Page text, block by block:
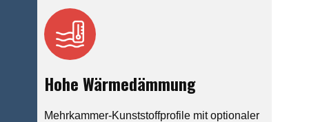
Hohe Wärmedämmung
Mehrkammer-Kunststoffprofile mit optionaler